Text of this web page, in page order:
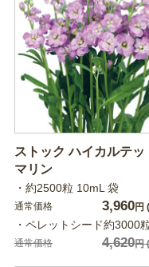
ストック ハイカルテッ
マリン
・約2500粒 10mL 袋
通常価格 3,960円
・ペレットシード約3000
通常価格 4,620円